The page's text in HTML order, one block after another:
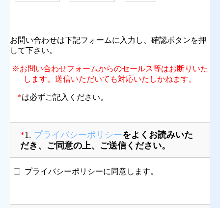
お問い合わせは下記フォームに入力し、確認ボタンを押
して下さい。
※お問い合わせフォームからのセールス等はお断りいた
します。送信いただいても対応いたしかねます。
*は必ずご記入ください。
*1. プライバシーポリシーをよくお読みいた
だき、ご同意の上、ご送信ください。
プライバシーポリシーに同意します。